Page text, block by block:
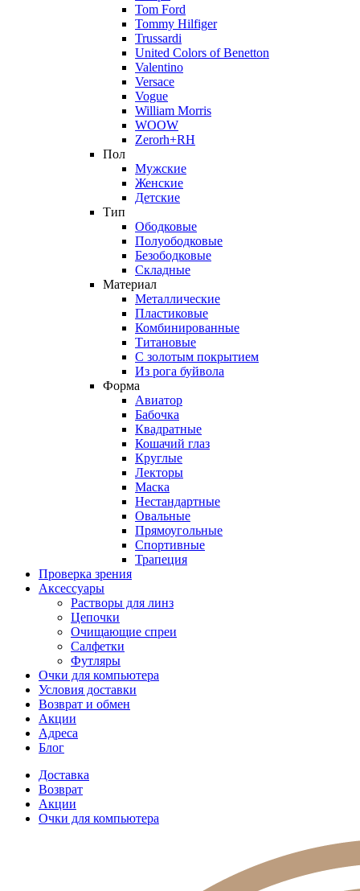
Tom Ford
Tommy Hilfiger
Trussardi
United Colors of Benetton
Valentino
Versace
Vogue
William Morris
WOOW
Zerorh+RH
Пол
Мужские
Женские
Детские
Тип
Ободковые
Полуободковые
Безободковые
Складные
Материал
Металлические
Пластиковые
Комбинированные
Титановые
С золотым покрытием
Из рога буйвола
Форма
Авиатор
Бабочка
Квадратные
Кошачий глаз
Круглые
Лекторы
Маска
Нестандартные
Овальные
Прямоугольные
Спортивные
Трапеция
Проверка зрения
Аксессуары
Растворы для линз
Цепочки
Очищающие спреи
Салфетки
Футляры
Очки для компьютера
Условия доставки
Возврат и обмен
Акции
Адреса
Блог
Доставка
Возврат
Акции
Очки для компьютера